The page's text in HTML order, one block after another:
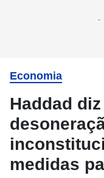
Economia
Haddad
medidas